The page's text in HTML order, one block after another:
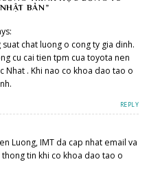
BẢN ”
chat luong o cong ty gia dinh.
cu cai tien tpm cua toyota nen
Nhat . Khi nao co khoa dao tao o
REPLY
Luong, IMT da cap nhat email va
tin khi co khoa dao tao o